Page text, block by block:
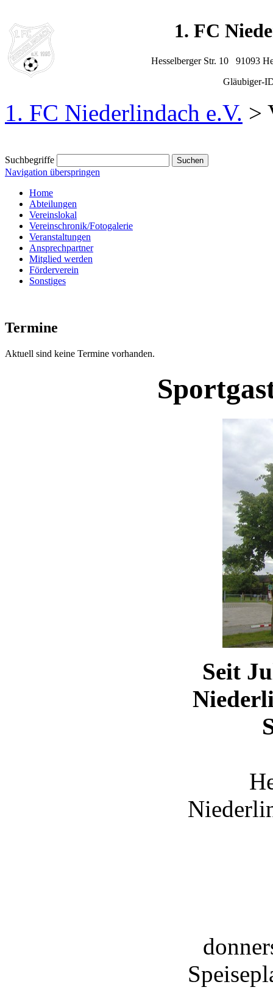
1. FC
Hesselberger Str. 10 91093
Gläubiger-
1. FC Niederlindach e.V. >
Suchbegriffe
Navigation überspringen
Home
Abteilungen
Vereinslokal
Vereinschronik/Fotogalerie
Veranstaltungen
Ansprechpartner
Mitglied werden
Förderverein
Sonstiges
Termine
Aktuell sind keine Termine vorhanden.
Seit